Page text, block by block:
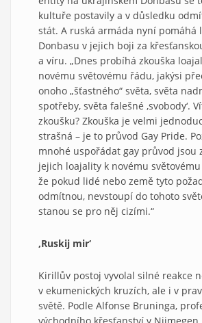
kultuře postavily a v důsledku
stát. A ruská armáda nyní pomáhá
Donbasu v jejich boji za
a víru. „Dnes probíhá zkouška
novému světovému řádu, jakýsi
onoho „šťastného“ světa, světa
spotřeby, světa falešné ‚svobody‘.
zkoušku? Zkouška je velmi
strašná – je to průvod Gay Pride.
mnohé uspořádat gay průvod jsou
jejich loajality k novému
že pokud lidé nebo země tyto
odmítnou, nevstoupí do tohoto
stanou se pro něj cizími.“
‚Ruskij mir‘
Kirillův postoj vyvolal silné reakce
v ekumenických kruzích, ale i v
světě. Podle Alfonse Bruninga,